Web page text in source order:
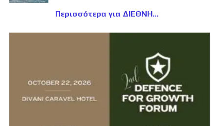
Περισσότερα για ΔΙΕΘΝΗ